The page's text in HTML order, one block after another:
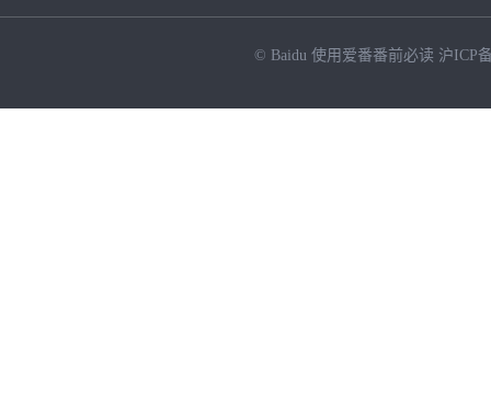
© Baidu 使用爱番番前必读 沪ICP